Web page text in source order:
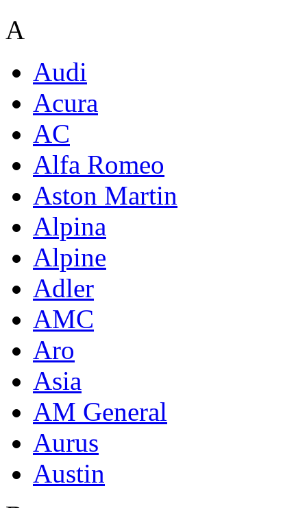
A
Audi
Acura
AC
Alfa Romeo
Aston Martin
Alpina
Alpine
Adler
AMC
Aro
Asia
AM General
Aurus
Austin